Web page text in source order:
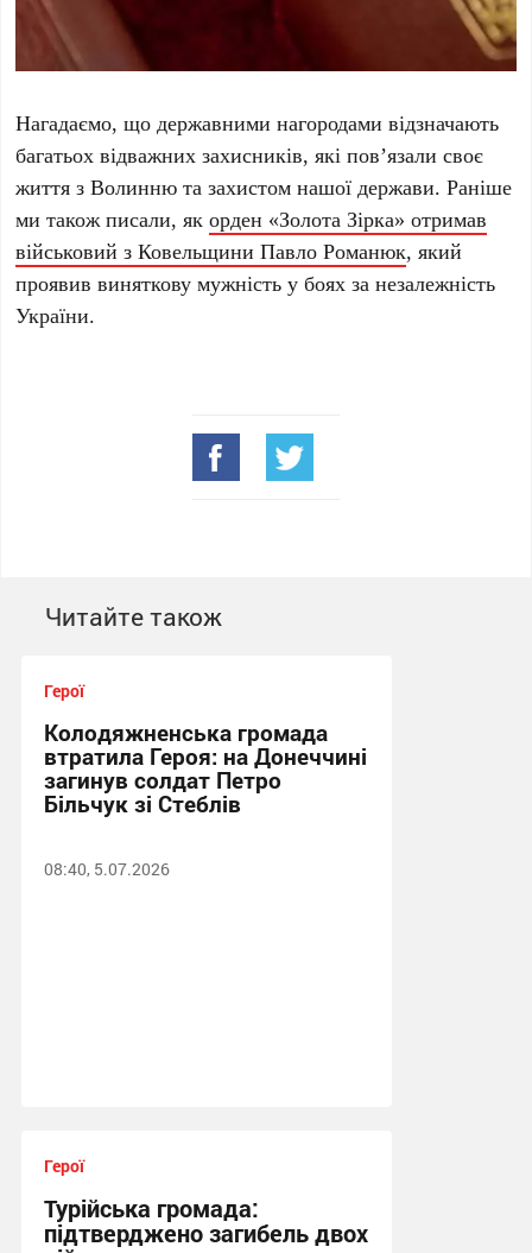
Нагадаємо, що державними нагородами відзначають
багатьох відважних захисників, які пов’язали своє
життя з Волинню та захистом нашої держави. Раніше
ми також писали, якорден «Золота Зірка» отримав
військовий з Ковельщини Павло Романюк, який
проявив виняткову мужність у боях за незалежність
України.
Читайте також
Герої
Колодяжненська громада
втратила Героя: на Донеччині
загинув солдат Петро
Більчук зі Стеблів
08:40, 5.07.2026
Герої
Турійська громада:
підтверджено загибель двох